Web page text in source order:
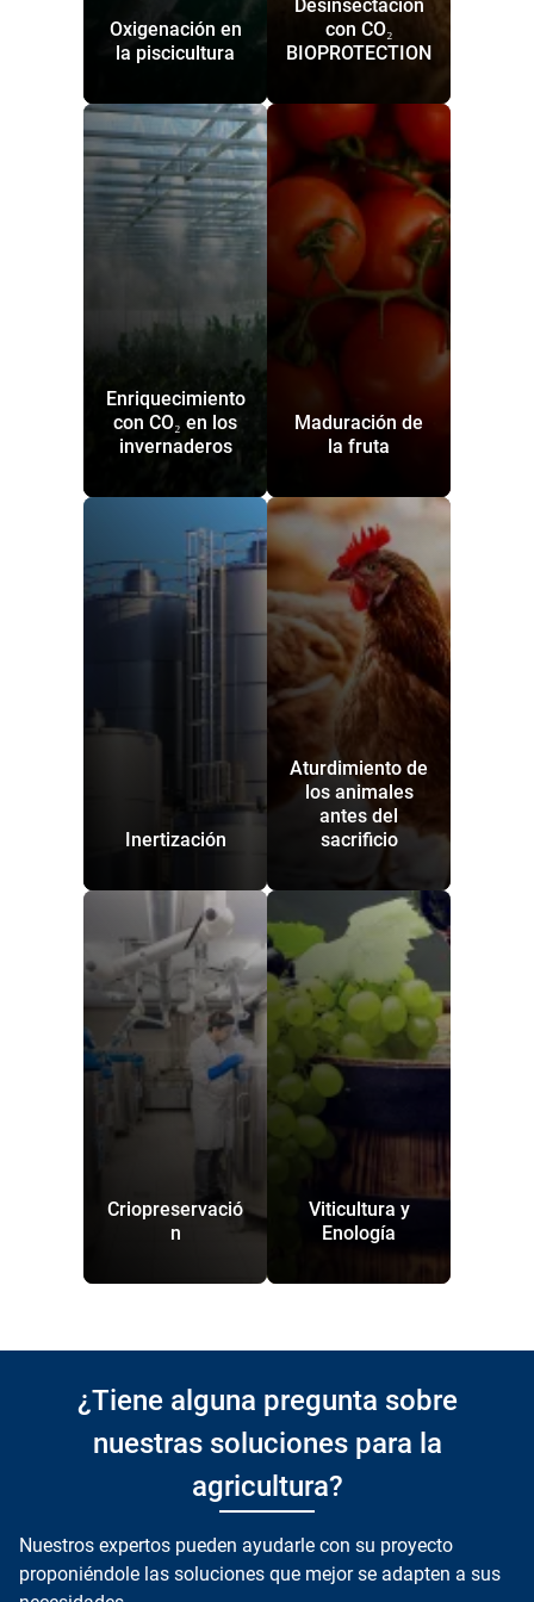
Oxigenación en
la piscicultura
Desinsectación
con CO₂
BIOPROTECTION
Enriquecimiento
con CO₂ en los
invernaderos
Maduración de
la fruta
Inertización
Aturdimiento de
los animales
antes del
sacrificio
Criopreservació
n
Viticultura y
Enología
¿Tiene alguna pregunta sobre
nuestras soluciones para la
agricultura?
Nuestros expertos pueden ayudarle con su proyecto
proponiéndole las soluciones que mejor se adapten a sus